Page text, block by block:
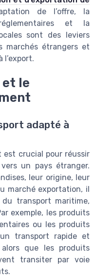
de l’offre, la
et la
sont des leviers
marchés étrangers et
l’export.
le
adapté à
est crucial pour réussir
un pays étranger.
leur origine, leur
marché exportation, il
transport maritime,
exemple, les produits
ou les produits
transport rapide et
que les produits
transiter par voie